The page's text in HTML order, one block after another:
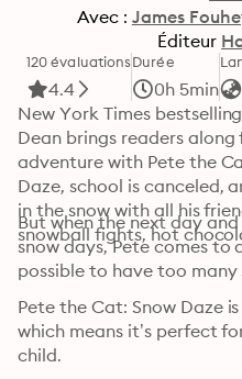
Avec : James
Éditeur
120 évaluations
4.4
Durée
0h 5min
New York Times
Dean brings readers
adventure with Pete the
Daze, school is canceled,
in the snow with all his
snowball fights, hot
But when the next day
snow days, Pete comes
possible to have too many
Pete the Cat: Snow Daze
which means it’s perfect
child.